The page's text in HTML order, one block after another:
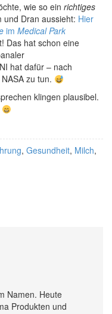
wie so ein richtiges
und Dran aussieht: Hier
im Medical Park
Das hat schon eine
hat dafür – nach
zu tun.
klingen plausibel.
, Gesundheit, Milch,
Namen. Heute
Produkten und